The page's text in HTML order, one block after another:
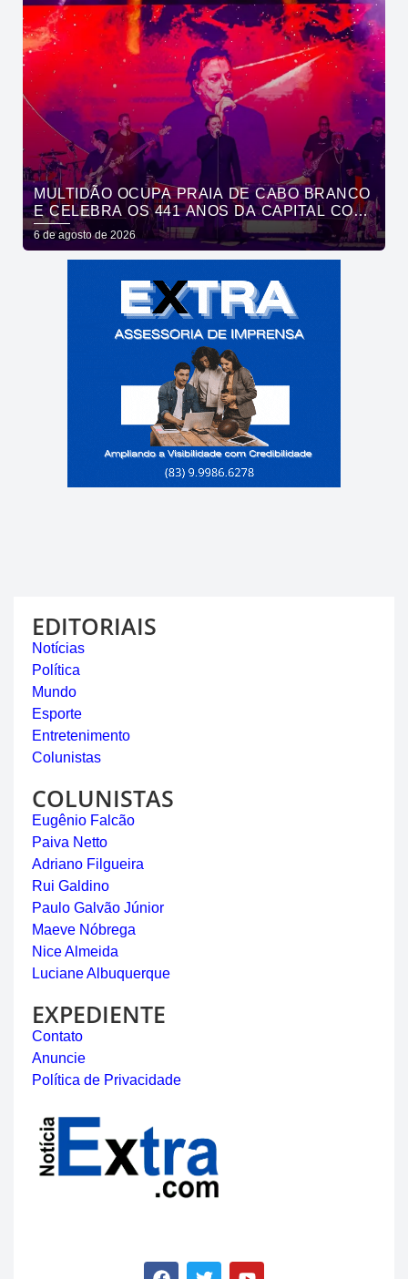
MULTIDÃO OCUPA PRAIA DE CABO BRANCO
E CELEBRA OS 441 ANOS DA CAPITAL COM
SHOWS DE ROUPA NOVA E FÁBIO JR
6 de agosto de 2026
EDITORIAIS
Notícias
Política
Mundo
Esporte
Entretenimento
Colunistas
COLUNISTAS
Eugênio Falcão
Paiva Netto
Adriano Filgueira
Rui Galdino
Paulo Galvão Júnior
Maeve Nóbrega
Nice Almeida
Luciane Albuquerque
EXPEDIENTE
Contato
Anuncie
Política de Privacidade